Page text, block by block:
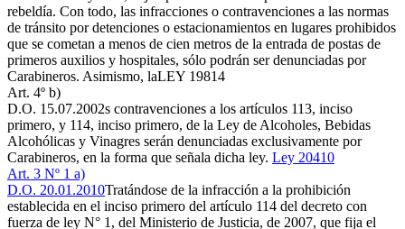
rebeldía. Con todo, las infracciones o contravenciones a las normas
de tránsito por detenciones o estacionamientos en lugares prohibidos
que se cometan a menos de cien metros de la entrada de postas de
primeros auxilios y hospitales, sólo podrán ser denunciadas por
Carabineros. Asimismo, laLEY 19814
Art. 4º b)
D.O. 15.07.2002s contravenciones a los artículos 113, inciso
primero, y 114, inciso primero, de la Ley de Alcoholes, Bebidas
Alcohólicas y Vinagres serán denunciadas exclusivamente por
Carabineros, en la forma que señala dicha ley. Ley 20410
Art. 3 Nº 1 a)
D.O. 20.01.2010Tratándose de la infracción a la prohibición
establecida en el inciso primero del artículo 114 del decreto con
fuerza de ley N° 1, del Ministerio de Justicia, de 2007, que fija el